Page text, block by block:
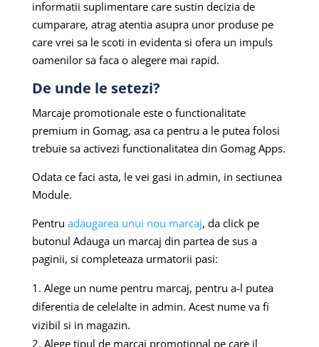
informatii suplimentare care sustin decizia de
cumparare, atrag atentia asupra unor produse pe
care vrei sa le scoti in evidenta si ofera un impuls
oamenilor sa faca o alegere mai rapid.
De unde le setezi?
Marcaje promotionale este o functionalitate
premium in Gomag, asa ca pentru a le putea folosi
trebuie sa activezi functionalitatea din Gomag Apps.
Odata ce faci asta, le vei gasi in admin, in sectiunea
Module.
Pentru adaugarea unui nou marcaj, da click pe
butonul Adauga un marcaj din partea de sus a
paginii, si completeaza urmatorii pasi:
Alege un nume pentru marcaj, pentru a-l putea
diferentia de celelalte in admin. Acest nume va fi
vizibil si in magazin.
Alege tipul de marcaj promotional pe care il